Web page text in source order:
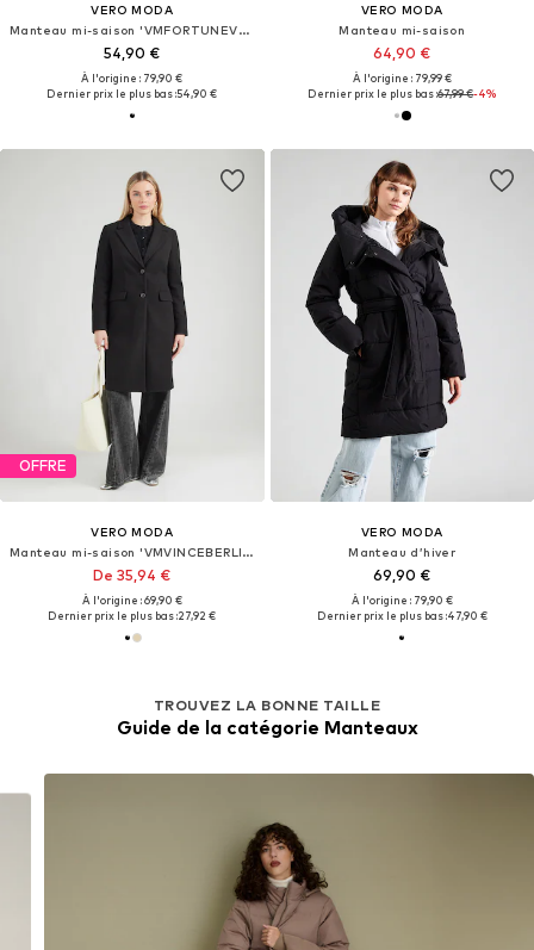
VERO MODA
Manteau mi-saison 'VMFORTUNEVEGA'
54,90 €
À l'origine : 79,90 €
Dernier prix le plus bas :54,90 €
VERO MODA
Manteau mi-saison
64,90 €
À l'origine : 79,99 €
Dernier prix le plus bas :67,99 €-4%
OFFRE
VERO MODA
Manteau mi-saison 'VMVINCEBERLIN'
De 35,94 €
À l'origine : 69,90 €
Dernier prix le plus bas :27,92 €
VERO MODA
Manteau d’hiver
69,90 €
À l'origine : 79,90 €
Dernier prix le plus bas :47,90 €
TROUVEZ LA BONNE TAILLE
Guide de la catégorie Manteaux